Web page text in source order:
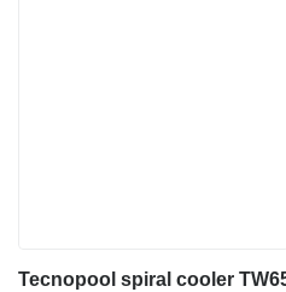
Tecnopool spiral cooler